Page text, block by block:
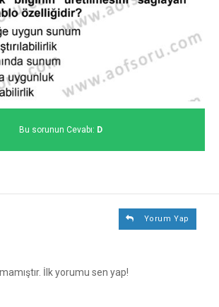
Bu sorunun Cevabı: D
Yorum Yap
İlk yorumu sen yap!